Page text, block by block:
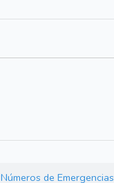
Números de Emergencias